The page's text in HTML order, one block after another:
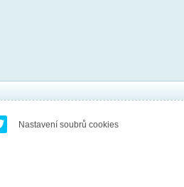
Nastavení soubrů cookies